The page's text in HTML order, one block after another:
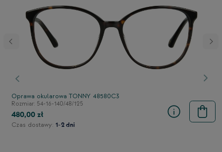
Poprzedni
Oprawa okularowa TONNY 48580C3
Rozmiar: 54-16-140/48/125
480,00 zł
Czas dostawy: 1-2 dni